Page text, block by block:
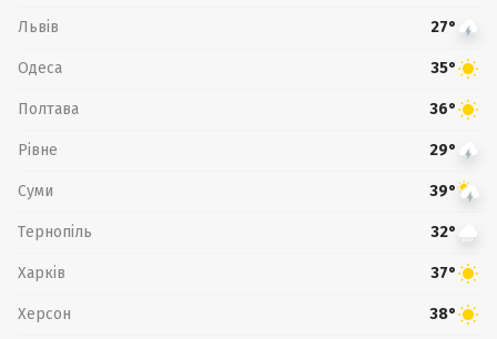
Львів 27°
Одеса 35°
Полтава 36°
Рівне 29°
Суми 39°
Тернопіль 32°
Харків 37°
Херсон 38°